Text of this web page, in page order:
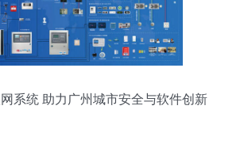
系统 助力广州城市安全与软件创新